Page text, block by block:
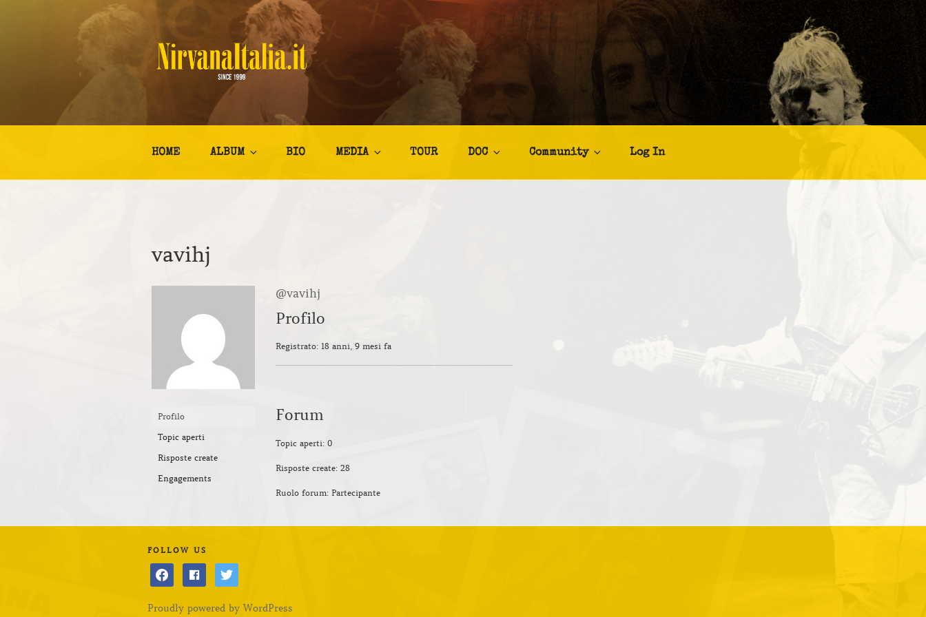
NIRVANA ITALIA
Kurt Cobain Biografia Discografia
HOME ALBUM BIO MEDIA TOUR DOC Community Log In
vavihj
Profilo
Topic aperti
Risposte create
Engagements
@vavihj
Profilo
Registrato: 18 anni, 9 mesi fa
Forum
Topic aperti: 0
Risposte create: 28
Ruolo forum: Partecipante
FOLLOW US
facebookfacebooktwitter
Proudly powered by WordPress